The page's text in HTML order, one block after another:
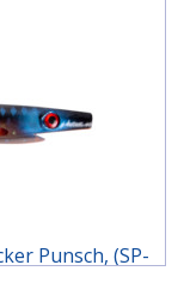
Punsch, (SP-